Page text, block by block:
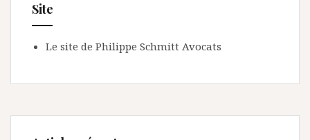
Site
Le site de Philippe Schmitt Avocats